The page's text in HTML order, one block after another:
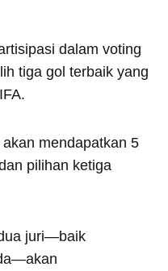
dalam voting
tiga gol terbaik yang
mendapatkan 5
pilihan ketiga
juri—baik